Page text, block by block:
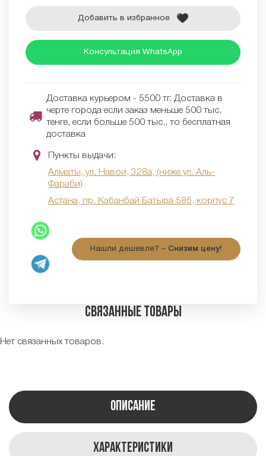
Добавить в избранное
Консультация WhatsApp
Доставка курьером - 5500 тг. Доставка в
черте города если заказ меньше 500 тыс.
тенге, если больше 500 тыс., то бесплатная
доставка
Пункты выдачи:
Алматы, ул. Навои, 328а, (ниже ул. Аль-
Фараби)
Астана, пр. Кабанбай Батыра 58б, корпус 7
Нашли дешевле? – Снизим цену!
Связанные товары
Нет связанных товаров.
Описание
Характеристики